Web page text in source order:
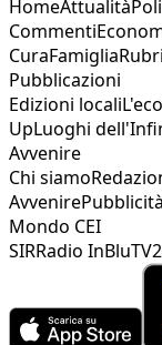
HomeAttualità
Commenti
CuraFamiglia
Pubblicazioni
Edizioni locali
UpLuoghi
Avvenire
Chi siamo
AvvenirePubblicità
Mondo CEI
SIRRadio InBlu